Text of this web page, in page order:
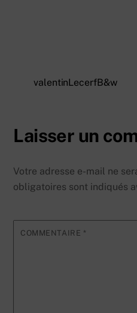
valentinLecerfB&w
Laisser un
Votre adresse e-mail ne
obligatoires sont indiqués
COMMENTAIRE *